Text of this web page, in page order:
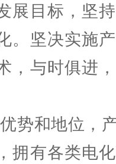
展目标，坚
。坚决实施
，与时俱进
势和地位，
拥有各类电